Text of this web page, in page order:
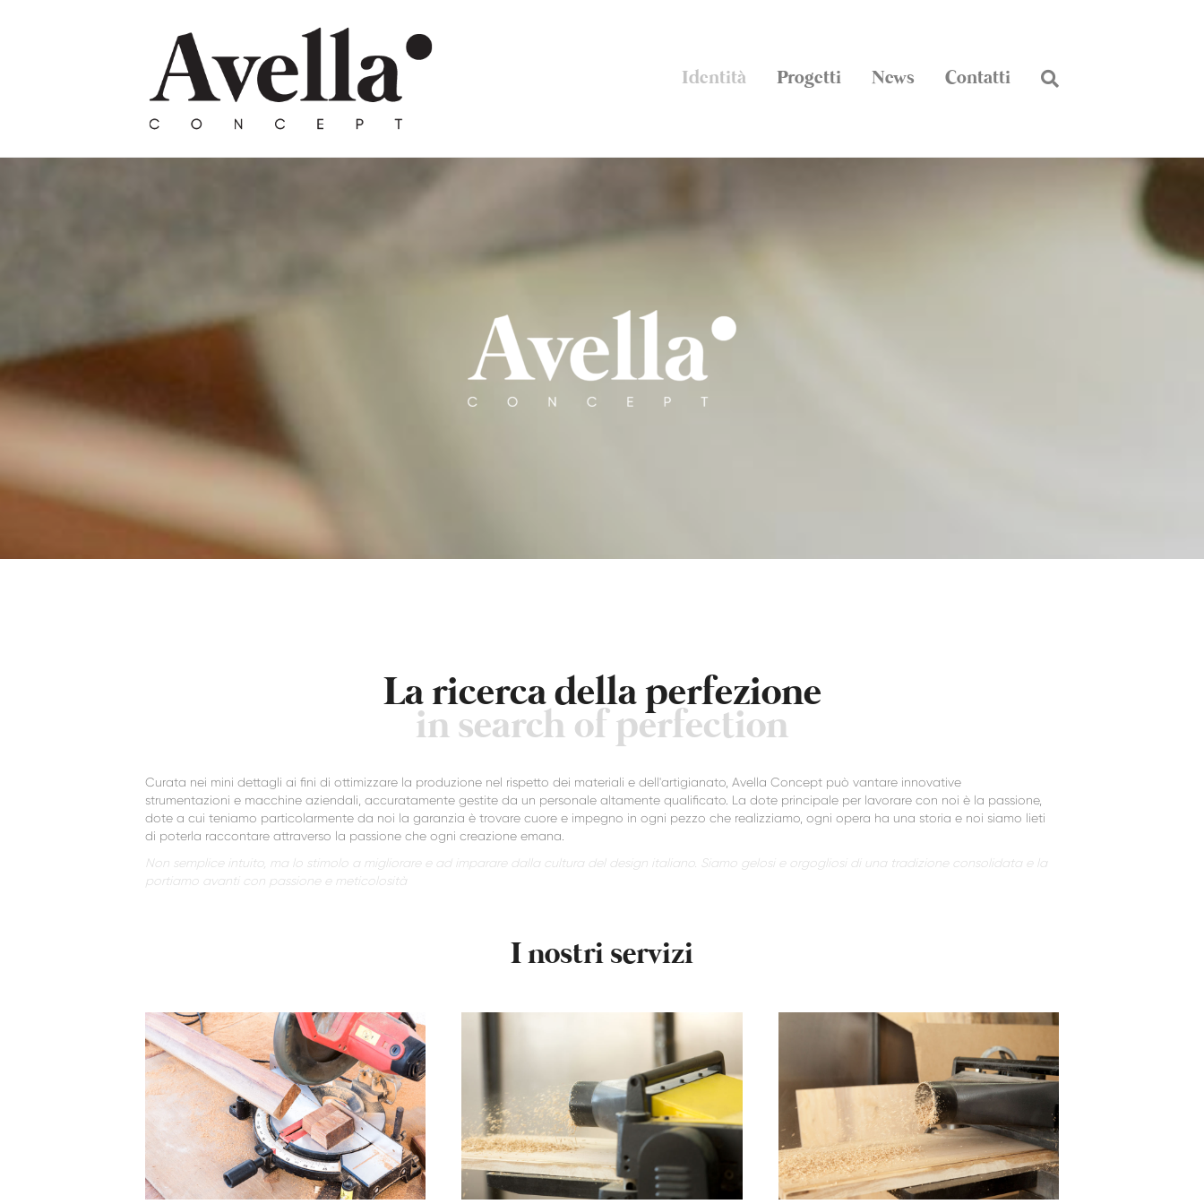
Identità Progetti News Contatti
La ricerca della perfezione
in search of perfection
Curata nei mini dettagli ai fini di ottimizzare la produzione nel rispetto dei materiali e dell'artigianato, Avella Concept può vantare innovative
strumentazioni e macchine aziendali, accuratamente gestite da un personale altamente qualificato. La dote principale per lavorare con noi è la passione,
dote a cui teniamo particolarmente da noi la garanzia è trovare cuore e impegno in ogni pezzo che realizziamo, ogni opera ha una storia e noi siamo lieti
di poterla raccontare attraverso la passione che ogni creazione emana.
Non semplice intuito, ma lo stimolo a migliorare e ad imparare dalla cultura del design italiano. Siamo gelosi e orgogliosi di una tradizione consolidata e la
portiamo avanti con passione e meticolosità
I nostri servizi